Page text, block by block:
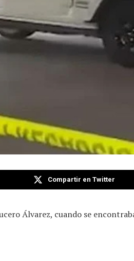
Compartir en Twitter
Álvarez, cuando se